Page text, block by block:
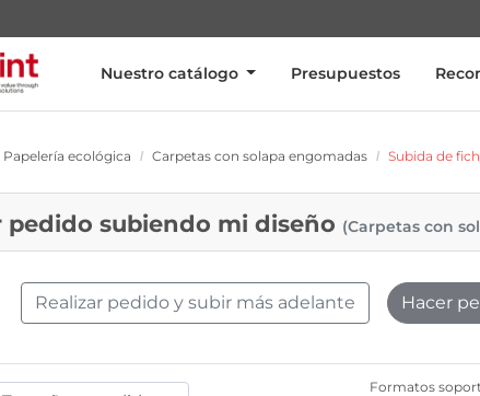
Nuestro catálogo Presupuestos
Papelería ecológica Carpetas con solapa engomadas Subida de
pedido subiendo mi diseño (Carpetas con
Realizar pedido y subir más adelante Hacer
Formatos